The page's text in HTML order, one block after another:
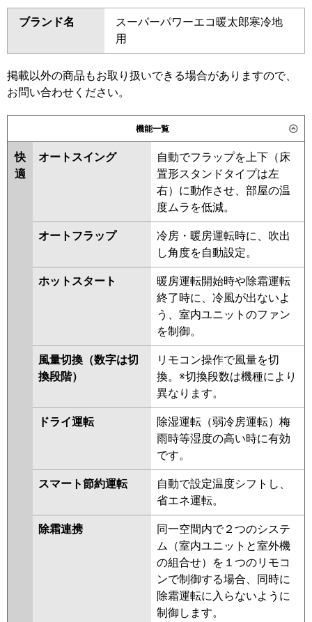
東芝 GPSA08013MUB GCHA08011MUB
GCHA08011XU
GCSA08013MUB
HRMP80KL6
PCZ-ERMP80K6
日立 RPC-GP80RHN5 RPC-
GP80RSH11
FDEV806H6S
パナソニック PA-P80T7KNC PA-P80T7KNCX
PA-P80T7KC PA-P80T7HNC
P80T7HNCX PA-P80T7HC
ダイキン SZRT80BYT SZRH80BYT
SZRH80BYNT SZRHU80BYT
SZRT80BJT
SZRH80BJNT SZRJH80BJT
SZRU80BJT SZRU80BJNT
SZRHU80BJT
SDRH80BN
SZRT80BFT SZRH80BFT
SZRH80BFNT SZRU80BFT
SZRU80BFNT SZRHU80BFT
SZRT80BCT SZRHU80BCT
SZRH80BCT SZRH80BCNT
SZRU80BCT SZRU80BCNT
RPHA08031MUB RPSA08033MUB
RCHA08041MUB RCEA08041MUB
RCSA08043MUB RPHA08031MU
RPSA08033MU RCHA08041MU
RCHA08041XU RCEA08041MU
RCEA08041XU
RCSA08043XU
RPHA08031M
RPSA08033M RCEA08031M
RCEA08031X RPSA08023M
RPHA08021M RCHA08031M
RCHA08031X APSA08057M
APEA08057M APHA08054M-R
ACHA08084X-R
ACHA08084M-R ACHA08084X
ACEA08037M ACEA08037X
RCSA08033M RCSA08033X
ACEA08087X ACEA08087M
ACSA08087M ACSA08087X
PCZ-HRMP80K5
PCZ-
HRMP80KL5 PCZ-ERMP80KL5
PCZ-ERMP80K5 PCZ-HRMP80K4
PCZ-HRMP80KL4 PCZ-
ブランド名
スーパーパワーエコ暖太郎寒冷地
用
掲載以外の商品もお取り扱いできる場合がありますので、
お問い合わせください。
機能一覧
快
適
オートスイング
自動でフラップを上下（床
置形スタンドタイプは左
右）に動作させ、部屋の温
度ムラを低減。
オートフラップ
冷房・暖房運転時に、吹出
し角度を自動設定。
ホットスタート
暖房運転開始時や除霜運転
終了時に、冷風が出ないよ
う、室内ユニットのファン
を制御。
風量切換（数字は切
換段階）
リモコン操作で風量を切
換。※切換段数は機種により
異なります。
ドライ運転
除湿運転（弱冷房運転）梅
雨時等湿度の高い時に有効
です。
スマート節約運転
自動で設定温度シフトし、
省エネ運転。
除霜連携
同一空間内で２つのシステ
ム（室内ユニットと室外機
の組合せ）を１つのリモコ
ンで制御する場合、同時に
除霜運転に入らないように
制御します。